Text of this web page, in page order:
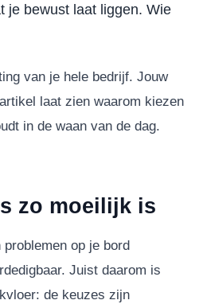
je bewust laat liggen. Wie
van je hele bedrijf. Jouw
laat zien waarom kiezen
in de waan van de dag.
zo moeilijk is
op je bord
Juist daarom is
de keuzes zijn